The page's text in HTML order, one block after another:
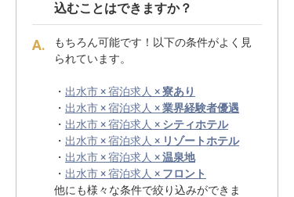
込むことはできますか？
もちろん可能です！以下の条件がよく見
られています。
・ 出水市 × 宿泊求人 ×寮あり
・ 出水市 × 宿泊求人 ×業界経験者優遇
・ 出水市 × 宿泊求人 × シティホテル
・ 出水市 × 宿泊求人 × リゾートホテル
・ 出水市 × 宿泊求人 ×温泉地
・ 出水市 × 宿泊求人 × フロント
他にも様々な条件で絞り込みができま